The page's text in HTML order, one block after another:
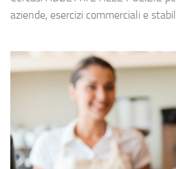
aziende, esercizi commerciali e stabili